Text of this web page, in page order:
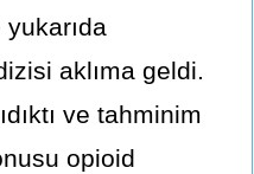
yukarıda
aklıma geldi.
ve tahminim
opioid